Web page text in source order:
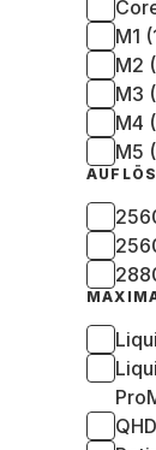
M1
M2
M3
M4
M5